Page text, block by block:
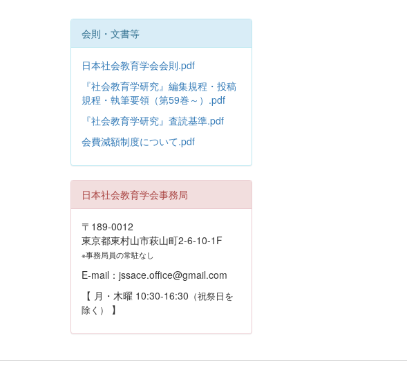
会則・文書等
日本社会教育学会会則.pdf
『社会教育学研究』編集規程・投稿
規程・執筆要領（第59巻～）.pdf
『社会教育学研究』査読基準.pdf
会費減額制度について.pdf
日本社会教育学会事務局
〒189-0012
東京都東村山市萩山町2-6-10-1F
※事務局員の常駐なし
E-mail：jssace.office@gmail.com
【 月・木曜 10:30-16:30 （祝祭日を
除く）
】